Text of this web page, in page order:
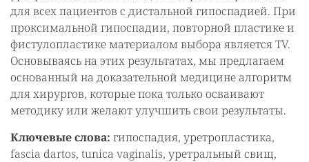
для всех пациентов с дистальной гипоспадией. При
проксимальной гипоспадии, повторной пластике и
фистулопластике материалом выбора является TV.
Основываясь на этих результатах, мы предлагаем
основанный на доказательной медицине алгоритм
для хирургов, которые пока только осваивают
методику или желают улучшить свои результаты.
Ключевые слова: гипоспадия, уретропластика,
fascia dartos, tunica vaginalis, уретральный свищ,